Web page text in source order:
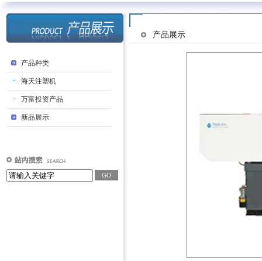
产品种类
海天注塑机
万富投资产品
新品展示
产品展示